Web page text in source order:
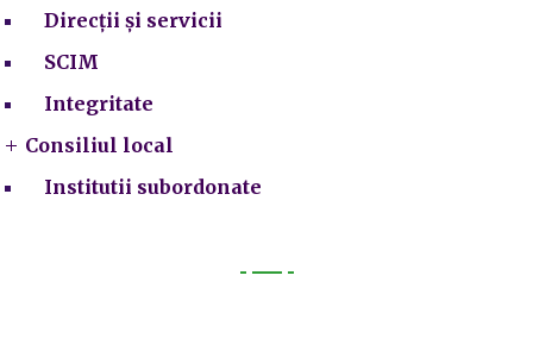
Direcții și servicii
SCIM
Integritate
Consiliul local
Institutii subordonate